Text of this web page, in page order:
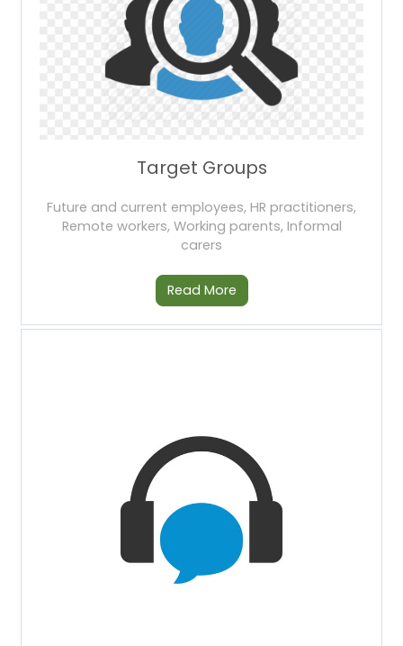
Target Groups
Future and current employees, HR practitioners,
Remote workers, Working parents, Informal
carers
Read More